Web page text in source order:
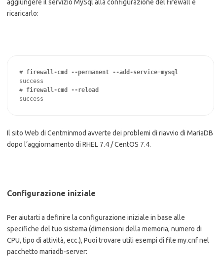
aggiungere il servizio MySql alla configurazione del firewall e
ricaricarlo:
#
success
#
success
Il sito Web di Centminmod avverte dei problemi di riavvio di MariaDB
dopo l’aggiornamento di RHEL 7.4 / CentOS 7.4.
Configurazione iniziale
Per aiutarti a definire la configurazione iniziale in base alle
specifiche del tuo sistema (dimensioni della memoria, numero di
CPU, tipo di attività, ecc.), Puoi trovare utili esempi di file my.cnf nel
pacchetto mariadb-server: